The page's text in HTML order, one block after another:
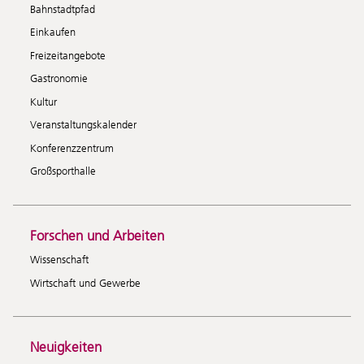
Bahnstadtpfad
Einkaufen
Freizeitangebote
Gastronomie
Kultur
Veranstaltungskalender
Konferenzzentrum
Großsporthalle
Forschen und Arbeiten
Wissenschaft
Wirtschaft und Gewerbe
Neuigkeiten